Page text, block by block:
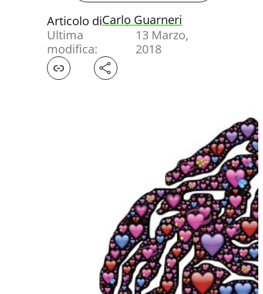
Articolo diCarlo Guarneri
Ultima
modifica:
13 Marzo,
2018